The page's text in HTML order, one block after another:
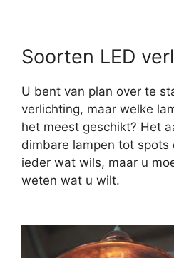
Soorten LED
U bent van plan over te
verlichting, maar welke
het meest geschikt? Het
dimbare lampen tot spots
ieder wat wils, maar u
weten wat u wilt.